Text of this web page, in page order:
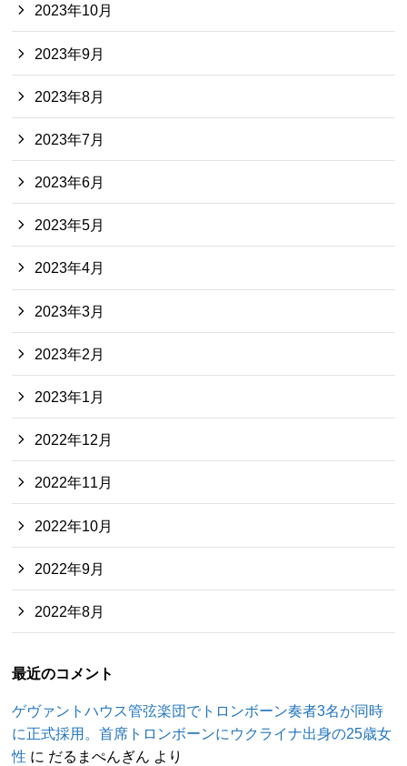
2023年10月
2023年9月
2023年8月
2023年7月
2023年6月
2023年5月
2023年4月
2023年3月
2023年2月
2023年1月
2022年12月
2022年11月
2022年10月
2022年9月
2022年8月
最近のコメント
ゲヴァントハウス管弦楽団でトロンボーン奏者3名が同時
に正式採用。首席トロンボーンにウクライナ出身の25歳女
性 に だるまぺんぎん より